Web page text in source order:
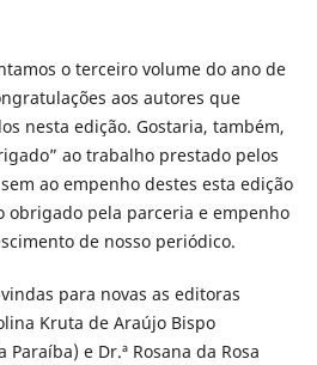
o terceiro volume do ano de
aos autores que
nesta edição. Gostaria, também,
ao trabalho prestado pelos
ao empenho destes esta edição
obrigado pela parceria e empenho
de nosso periódico.
para novas as editoras
Kruta de Araújo Bispo
e Dr.ª Rosana da Rosa